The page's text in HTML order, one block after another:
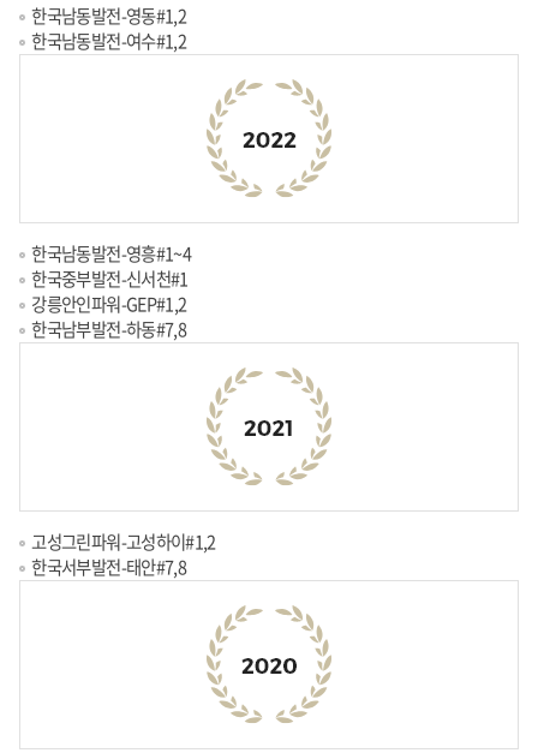
한국남동발전-영동#1,2
한국남동발전-여수#1,2
한국남동발전-영흥#1~4
한국중부발전-신서천#1
강릉안인파워-GEP#1,2
한국남부발전-하동#7,8
고성그린파워-고성하이#1,2
한국서부발전-태안#7,8